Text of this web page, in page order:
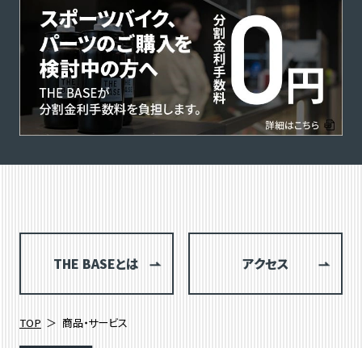
THE BASEとは アクセス
TOP 商品・サービス